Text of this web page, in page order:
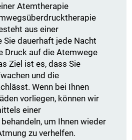
Atemtherapie
aus einer
Sie dauerhaft jede Nacht
Druck auf die Atemwege
Ziel ist es, dass Sie
und die
Wenn bei Ihnen
vorliegen, können wir
einer
um Ihnen wieder
zu verhelfen.